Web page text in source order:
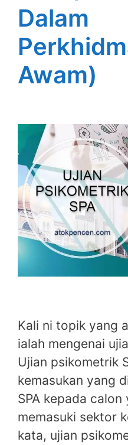
Dalam
Awam)
Kali ni topik yang
ialah mengenai
Ujian psikometrik
kemasukan yang
SPA kepada calon
memasuki sektor
kata, ujian